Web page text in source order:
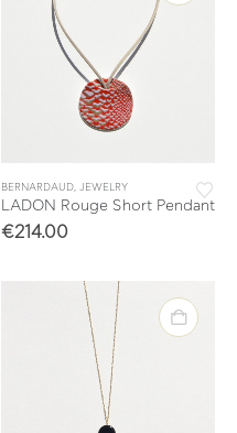
BERNARDAUD, JEWELRY
LADON Rouge Short Pendant
€214.00